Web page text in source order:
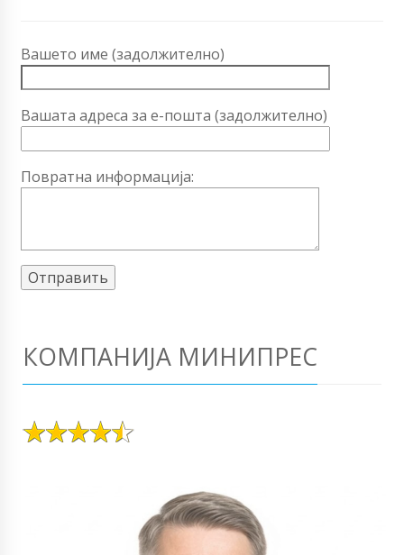
Вашето име (задолжително)
Вашата адреса за е-пошта (задолжително)
Повратна информација:
КОМПАНИЈА МИНИПРЕС